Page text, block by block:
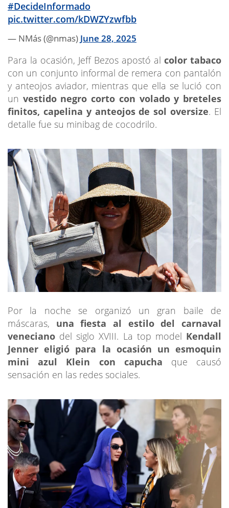
#DecideInformado
pic.twitter.com/kDWZYzwfbb
— NMás (@nmas) June 28, 2025
Para la ocasión, Jeff Bezos apostó al color tabaco
con un conjunto informal de remera con pantalón
y anteojos aviador, mientras que ella se lució con
un vestido negro corto con volado y breteles
finitos, capelina y anteojos de sol oversize. El
detalle fue su minibag de cocodrilo.
Por la noche se organizó un gran baile de
máscaras, una fiesta al estilo del carnaval
veneciano del siglo XVIII. La top model Kendall
Jenner eligió para la ocasión un esmoquin
mini azul Klein con capucha que causó
sensación en las redes sociales.